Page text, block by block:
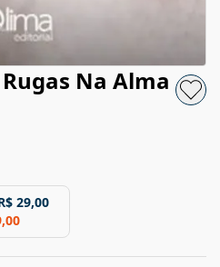
Na Alma
29,00